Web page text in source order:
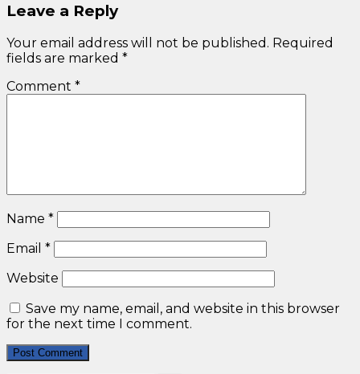
Leave a Reply
Your email address will not be published. Required
fields are marked *
Comment *
Name *
Email *
Website
Save my name, email, and website in this browser
for the next time I comment.